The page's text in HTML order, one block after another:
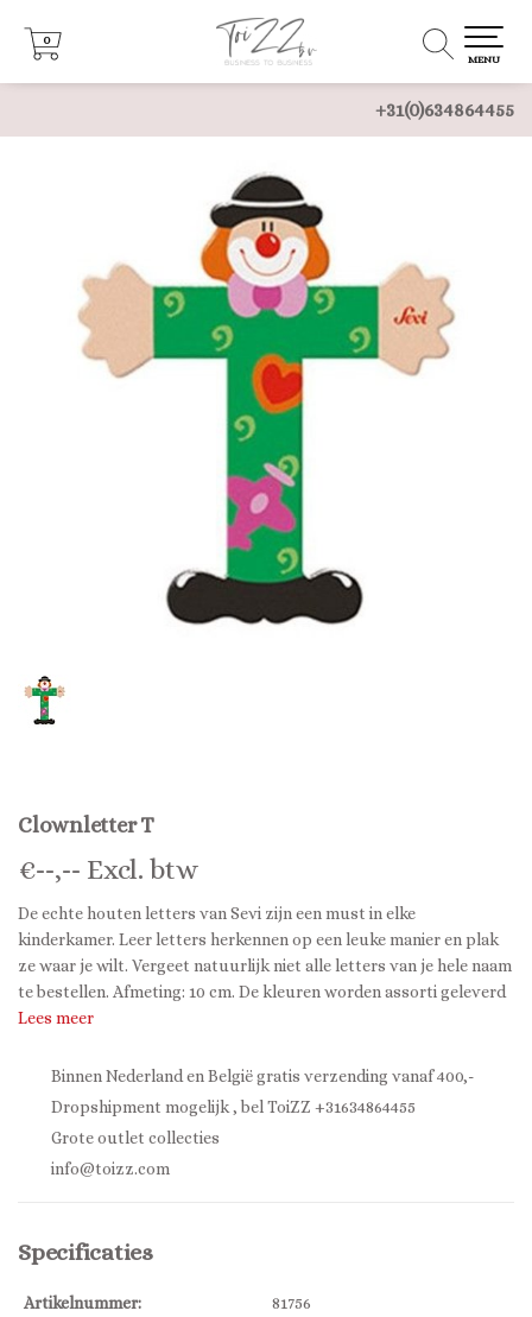
+31(0)634864455
0
0
MENU
Clownletter T
€--,-- Excl. btw
De echte houten letters van Sevi zijn een must in elke
kinderkamer. Leer letters herkennen op een leuke manier en plak
ze waar je wilt. Vergeet natuurlijk niet alle letters van je hele naam
te bestellen. Afmeting: 10 cm. De kleuren worden assorti geleverd
Lees meer
Binnen Nederland en België gratis verzending vanaf 400,-
Dropshipment mogelijk , bel ToiZZ +31634864455
Grote outlet collecties
info@toizz.com
Specificaties
Artikelnummer:
81756